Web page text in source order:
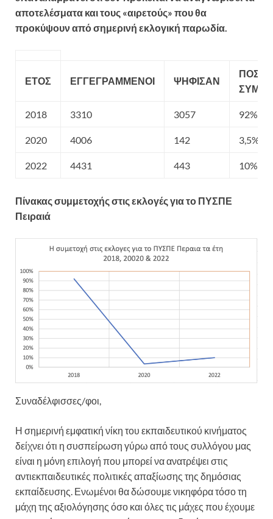
αποτελέσματα και τους «αιρετούς» που θα
προκύψουν από σημερινή εκλογική παρωδία.
ΕΤΟΣ ΕΓΓΕΓΡΑΜΜΕΝΟΙ ΨΗΦΙΣΑΝ
2018 3310 3057 92%
2020 4006 142 3,5%
2022 4431 443 10%
Πίνακας συμμετοχής στις εκλογές για το ΠΥΣΠΕ
Πειραιά
Συναδέλφισσες/φοι,
Η σημερινή εμφατική νίκη του εκπαιδευτικού κινήματος
δείχνει ότι η συσπείρωση γύρω από τους συλλόγου μας
είναι η μόνη επιλογή που μπορεί να ανατρέψει στις
αντιεκπαιδευτικές πολιτικές απαξίωσης της δημόσιας
εκπαίδευσης. Ενωμένοι θα δώσουμε νικηφόρα τόσο τη
μάχη της αξιολόγησης όσο και όλες τις μάχες που έχουμε